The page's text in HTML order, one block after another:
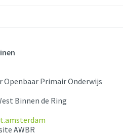
Primair Onderwijs
Binnen de Ring
AWBR